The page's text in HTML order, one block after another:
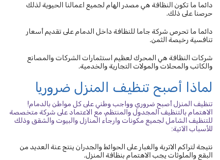
دائما ما تكون النظافة هي مصدر الهام لجميع اعمالنا الحيوية لذلك
حرصنا على ذلك.
دائما ما تحرص شركة جاما للنظافة داخل الدمام على تقديم أسعار
تنافسية رخيصة الثمن.
شركات النظافة هي المحرك لعظيم استثمارات الشركات والمصانع
والكاتب والمحلات والمولات التجارية والخدمية.
لماذا أصبح تنظيف المنزل ضروريا
تنظيف المنزل أصبح ضروري وواجب وطني على كل مواطن بالدمام!
الاهتمام بالتنظيف المجدول والمنتظم، مع الاعتماد على شركة متخصصة
للتنظيف الشامل لجميع مكونات وارجاء المنازل والبيوت والشقق وذلك
للأسباب الآتية:
نتيجة لتراكم الاتربة والغبار على الحوائط والجدران ينتج عنة العديد من
البقع والملوثات يجب الاهتمام بنظافة المنزل.